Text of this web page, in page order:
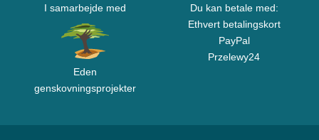
I samarbejde med
Eden
genskovningsprojekter
Du kan betale med:
Ethvert betalingskort
PayPal
Przelewy24